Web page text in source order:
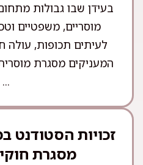
בעידן שבו גבולות
מוסריים, משפטיים
לעיתים תכופות, עולה
המעניקים מסגרת
...
זכויות הסטודנט
מסגרת